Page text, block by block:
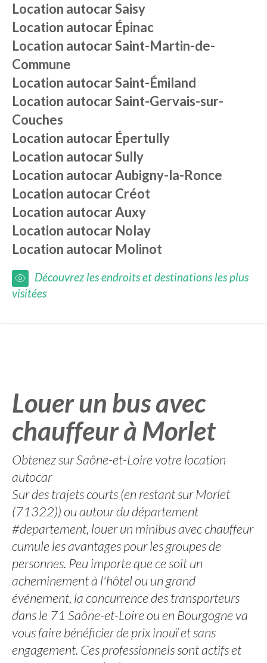
Location autocarSaisy
Location autocar Épinac
Location autocarSaint-Martin-de-
Commune
Location autocarSaint-Émiland
Location autocarSaint-Gervais-sur-
Couches
Location autocar Épertully
Location autocarSully
Location autocarAubigny-la-Ronce
Location autocarCréot
Location autocarAuxy
Location autocar Nolay
Location autocar Molinot
Découvrez les endroits et destinations les plus
visitées
Louer un bus avec
chauffeur à Morlet
Obtenez sur Saône-et-Loire votre location
autocar
Sur des trajets courts (en restant sur Morlet
(71322)) ou autour du département
#departement, louer un minibus avec chauffeur
cumule les avantages pour les groupes de
personnes. Peu importe que ce soit un
acheminement à l'hôtel ou un grand
événement, la concurrence des transporteurs
dans le 71 Saône-et-Loire ou en Bourgogne va
vous faire bénéficier de prix inouï et sans
engagement. Ces professionnels sont actifs et